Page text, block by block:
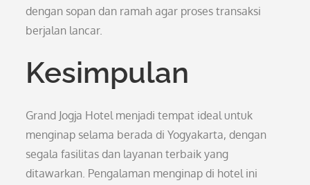
dengan sopan dan ramah agar proses transaksi
berjalan lancar.
Kesimpulan
Grand Jogja Hotel menjadi tempat ideal untuk
menginap selama berada di Yogyakarta, dengan
segala fasilitas dan layanan terbaik yang
ditawarkan. Pengalaman menginap di hotel ini